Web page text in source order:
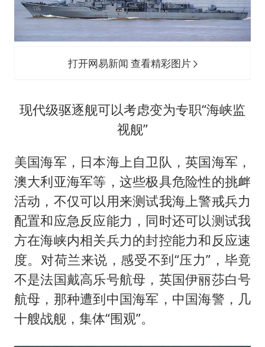
打开网易新闻 查看精彩图片
现代级驱逐舰可以考虑变为专职“海峡监
视舰”
美国海军，日本海上自卫队，英国海军，
澳大利亚海军等，这些极具危险性的挑衅
活动，不仅可以用来测试我海上警戒兵力
配置和应急反应能力，同时还可以测试我
方在海峡内相关兵力的封控能力和反应速
度。对荷兰来说，感受不到“压力”，毕竟
不是法国戴高乐号航母，英国伊丽莎白号
航母，那种遭到中国海军，中国海警，几
十艘战舰，集体“围观”。